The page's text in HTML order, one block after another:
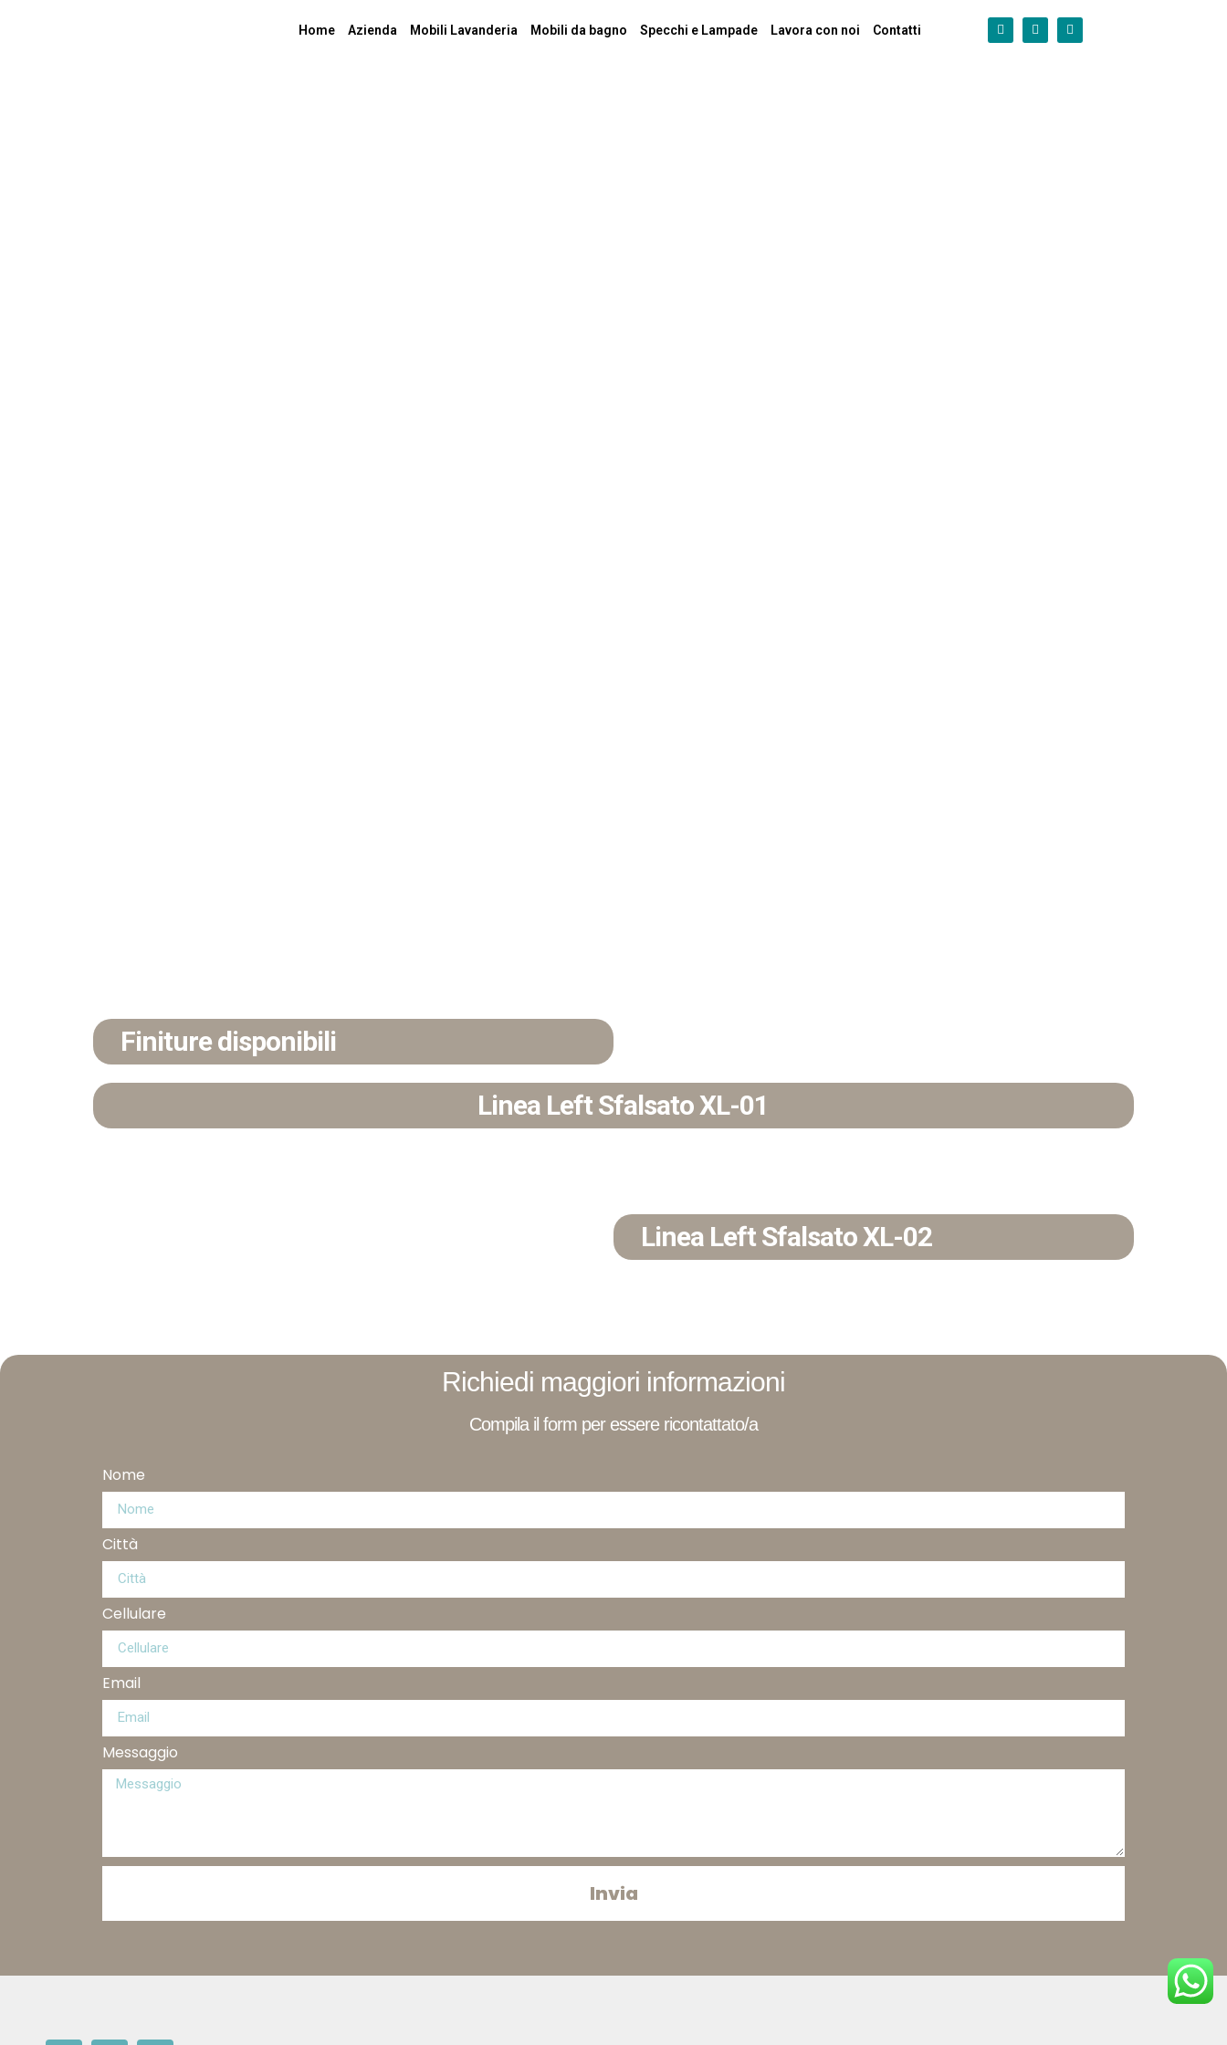
Home Azienda Mobili Lavanderia Mobili da bagno Specchi e Lampade Lavora con noi Contatti
Finiture disponibili
Linea Left Sfalsato XL​-01
Linea Left Sfalsato XL-02
Richiedi maggiori informazioni
Compila il form per essere ricontattato/a
Nome
Città
Cellulare
Email
Messaggio
Invia